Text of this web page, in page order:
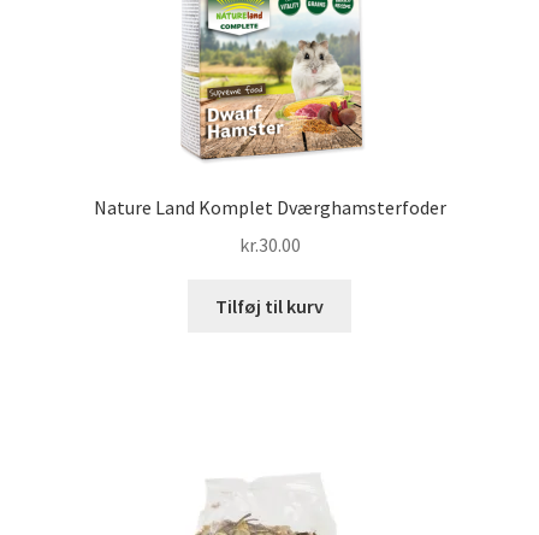
Nature Land Komplet Dværghamsterfoder
kr.30.00
Tilføj til kurv